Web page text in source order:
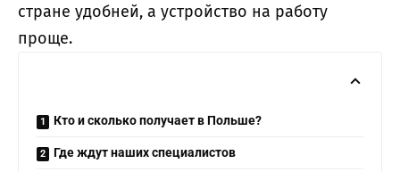
стране удобней, а устройство на работу
проще.
Кто и сколько получает в Польше?
Где ждут наших специалистов